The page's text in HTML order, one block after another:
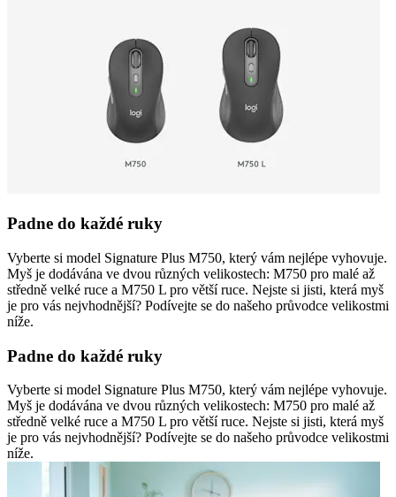
Padne do každé ruky
Vyberte si model Signature Plus M750, který vám nejlépe vyhovuje.
Myš je dodávána ve dvou různých velikostech: M750 pro malé až
středně velké ruce a M750 L pro větší ruce. Nejste si jisti, která myš
je pro vás nejvhodnější? Podívejte se do našeho průvodce velikostmi
níže.
Padne do každé ruky
Vyberte si model Signature Plus M750, který vám nejlépe vyhovuje.
Myš je dodávána ve dvou různých velikostech: M750 pro malé až
středně velké ruce a M750 L pro větší ruce. Nejste si jisti, která myš
je pro vás nejvhodnější? Podívejte se do našeho průvodce velikostmi
níže.